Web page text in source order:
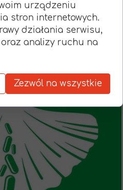
urządzeniu
stron internetowych.
działania serwisu,
analizy ruchu na
Zezwól na wszystkie